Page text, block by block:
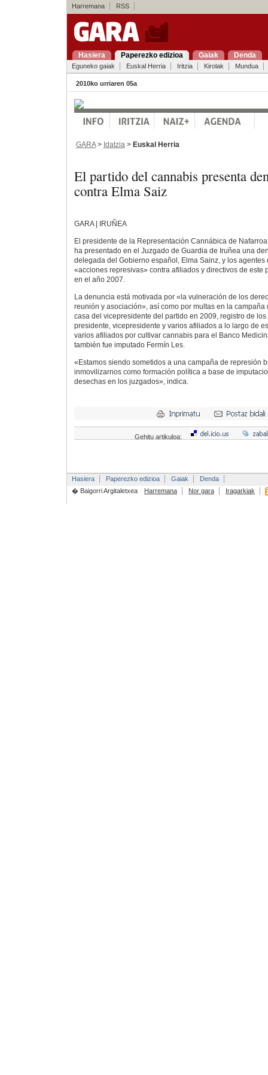
Harremana RSS
Hasiera Paperezko edizioa Gaiak Denda
Eguneko gaiak Euskal Herria Iritzia Kirolak Mundua
2010ko urriaren 05a
GARA> Idatzia > Euskal Herria
El partido del cannabis presenta
contra Elma Saiz
GARA | IRUÑEA
El presidente de la Representación Cannábica de
ha presentado en el Juzgado de Guardia de Iruñea una
delegada del Gobierno español, Elma Sainz, y los
«acciones represivas» contra afiliados y directivos de este
en el año 2007.
La denuncia está motivada por «la vulneración de los
reunión y asociación», así como por multas en la campaña
casa del vicepresidente del partido en 2009, registro de
presidente, vicepresidente y varios afiliados a lo largo de
varios afiliados por cultivar cannabis para el Banco
también fue imputado Fermín Les.
«Estamos siendo sometidos a una campaña de represión
inmovilizarnos como formación política a base de
desechas en los juzgados», indica.
Gehitu artikuloa:
Hasiera Paperezko edizioa Gaiak
Denda
� Baigorri Argitaletxea
Harremana Nor gara Iragarkiak